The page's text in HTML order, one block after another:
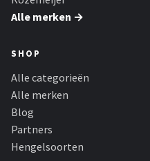
Alle merken →
SHOP
Alle categorieën
Alle merken
Blog
Partners
Hengelsoorten